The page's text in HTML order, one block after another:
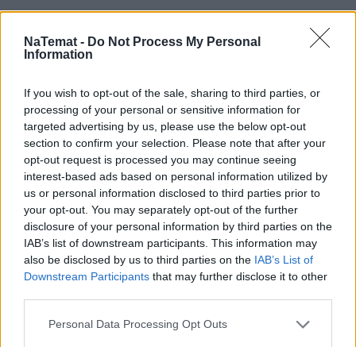
NaTemat - Do Not Process My Personal
Information
If you wish to opt-out of the sale, sharing to third parties, or
processing of your personal or sensitive information for
targeted advertising by us, please use the below opt-out
section to confirm your selection. Please note that after your
opt-out request is processed you may continue seeing
interest-based ads based on personal information utilized by
us or personal information disclosed to third parties prior to
your opt-out. You may separately opt-out of the further
disclosure of your personal information by third parties on the
IAB’s list of downstream participants. This information may
also be disclosed by us to third parties on the IAB’s List of
Downstream Participants that may further disclose it to other
Personal Data Processing Opt Outs
Łupiemy carski beton!  Drytooling
pod Warszawą (Janówek Pierwszy) |
kierunek:GÓRY #4
Niestety tanio nie znaczy bezkosztowo i
najważniejsze pytanie brzmi: jaką cenę tak
naprawdę płacimy za pączki "za dara"?
Pączek z dobrej cukierni kosztuje kilka, kilkanaście
złotych (nie musicie od razu kupować ich u Gessler